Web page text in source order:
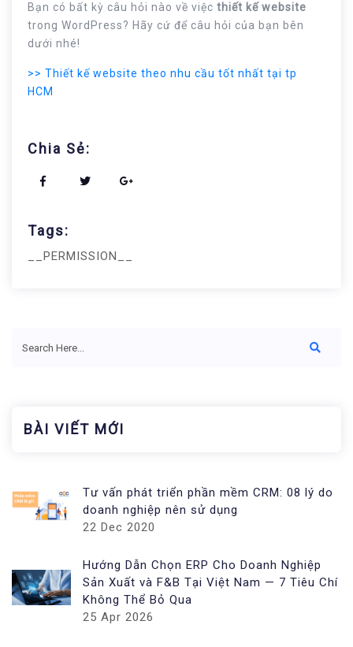
Bạn có bất kỳ câu hỏi nào về việc thiết kế website
trong WordPress? Hãy cứ để câu hỏi của bạn bên
dưới nhé!
>> Thiết kế website theo nhu cầu tốt nhất tại tp
HCM
Chia Sẻ:
Tags:
__PERMISSION__
BÀI VIẾT MỚI
Tư vấn phát triển phần mềm CRM: 08 lý do
doanh nghiệp nên sử dụng
22 Dec 2020
Hướng Dẫn Chọn ERP Cho Doanh Nghiệp
Sản Xuất và F&B Tại Việt Nam — 7 Tiêu Chí
Không Thể Bỏ Qua
25 Apr 2026